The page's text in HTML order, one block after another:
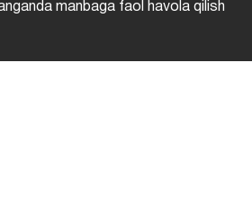
manbaga faol havola qilish